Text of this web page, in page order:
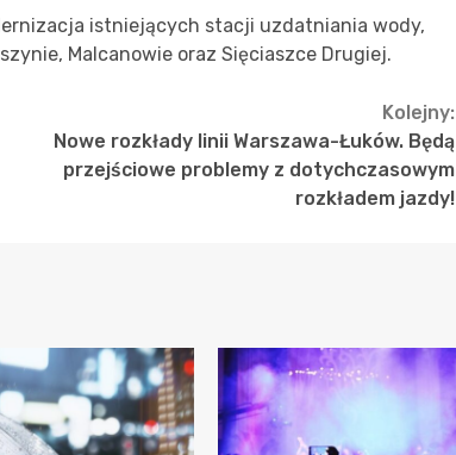
istniejących stacji uzdatniania wody,
Malcanowie oraz Sięciaszce Drugiej.
Kolejny:
Nowe rozkłady linii Warszawa-Łuków. Będą
przejściowe problemy z dotychczasowym
rozkładem jazdy!